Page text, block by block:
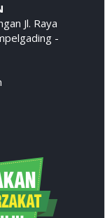
Jl. Raya
-